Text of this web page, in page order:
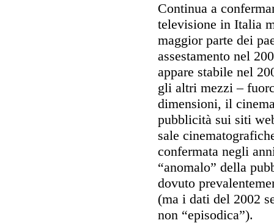
Continua a
televisione in Italia
maggior parte dei
assestamento nel
appare stabile nel
gli altri mezzi –
dimensioni, il
pubblicità sui siti
sale
confermata negli
“anomalo” della
dovuto
(ma i dati del 2002
non “episodica”).